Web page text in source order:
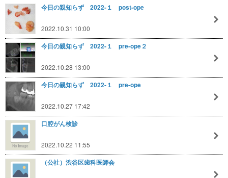
今日の親知らず 2022-１ post-ope
2022.10.31 10:00
今日の親知らず 2022-１ pre-ope２
2022.10.28 13:00
今日の親知らず 2022-１ pre-ope
2022.10.27 17:42
口腔がん検診
2022.10.22 11:55
（公社）渋谷区歯科医師会